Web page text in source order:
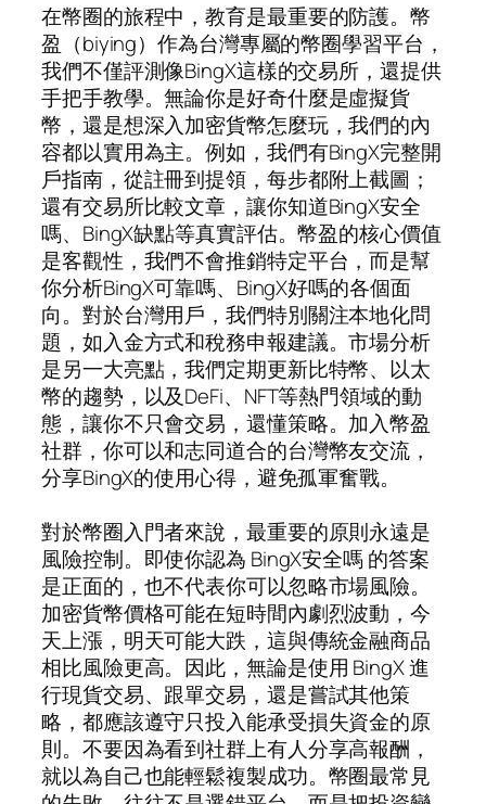
在幣圈的旅程中，教育是最重要的防護。幣
盈（biying）作為台灣專屬的幣圈學習平台，
我們不僅評測像BingX這樣的交易所，還提供
手把手教學。無論你是好奇什麼是虛擬貨
幣，還是想深入加密貨幣怎麼玩，我們的內
容都以實用為主。例如，我們有BingX完整開
戶指南，從註冊到提領，每步都附上截圖；
還有交易所比較文章，讓你知道BingX安全
嗎、BingX缺點等真實評估。幣盈的核心價值
是客觀性，我們不會推銷特定平台，而是幫
你分析BingX可靠嗎、BingX好嗎的各個面
向。對於台灣用戶，我們特別關注本地化問
題，如入金方式和稅務申報建議。市場分析
是另一大亮點，我們定期更新比特幣、以太
幣的趨勢，以及DeFi、NFT等熱門領域的動
態，讓你不只會交易，還懂策略。加入幣盈
社群，你可以和志同道合的台灣幣友交流，
分享BingX的使用心得，避免孤軍奮戰。
對於幣圈入門者來說，最重要的原則永遠是
風險控制。即使你認為 BingX安全嗎 的答案
是正面的，也不代表你可以忽略市場風險。
加密貨幣價格可能在短時間內劇烈波動，今
天上漲，明天可能大跌，這與傳統金融商品
相比風險更高。因此，無論是使用 BingX 進
行現貨交易、跟單交易，還是嘗試其他策
略，都應該遵守只投入能承受損失資金的原
則。不要因為看到社群上有人分享高報酬，
就以為自己也能輕鬆複製成功。幣圈最常見